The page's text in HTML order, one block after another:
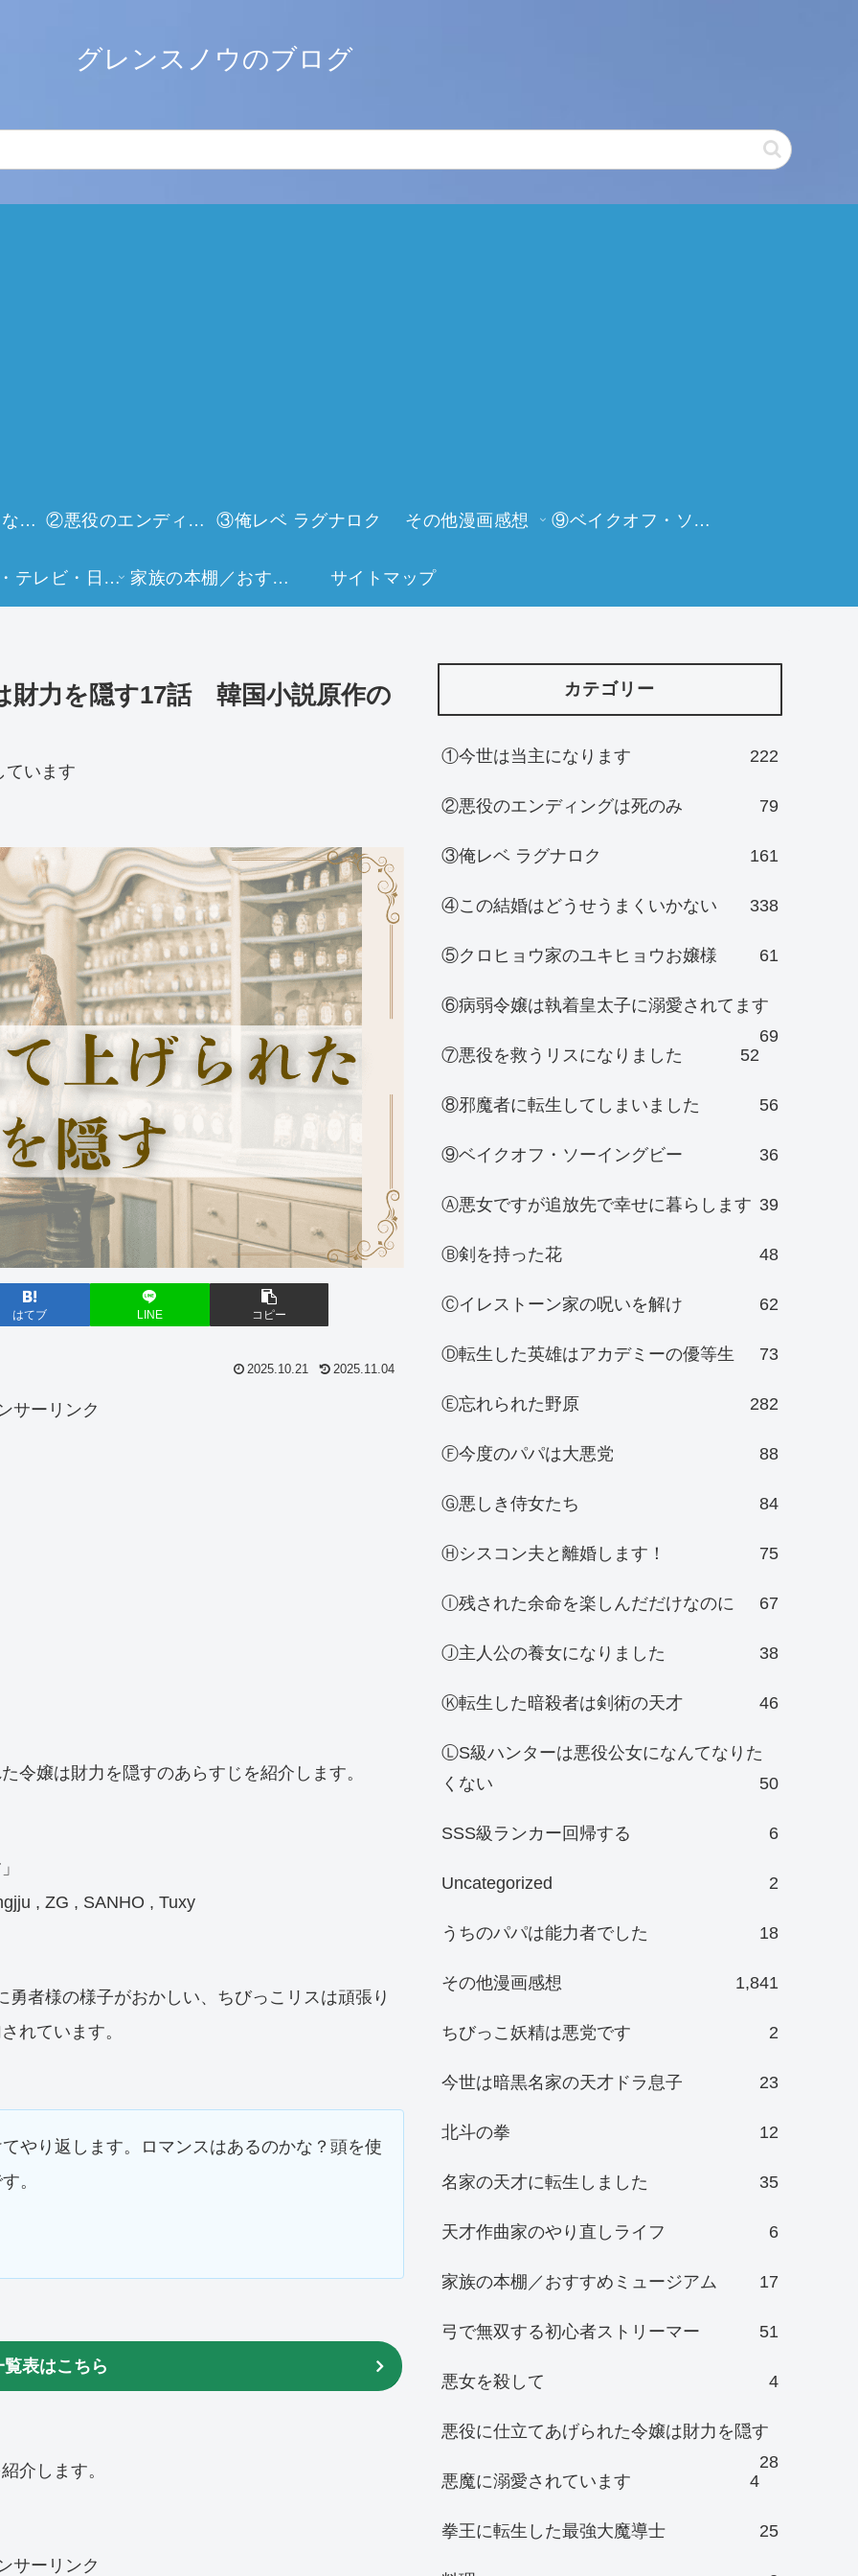
グレンスノウのブログ
①今世は当主になります ②悪役のエンディングは死のみ ③俺レベ ラグナロク その他漫画感想 ⑨ベイクオフ・ソーイングビー
映画・テレビ・日常生活 家族の本棚／おすすめミュージアム サイトマップ
財力を隠す17話 韓国小説原作の
ています
はてブ LINE コピー
2025.10.21 2025.11.04
サーリンク
令嬢は財力を隠すのあらすじを紹介します。
, ZG , SANHO , Tuxy
者様の様子がおかしい、ちびっこリスは頑張り
れています。
やり返します。ロマンスはあるのかな？頭を使
。
覧表はこちら
介します。
サーリンク
カテゴリー
①今世は当主になります 222
②悪役のエンディングは死のみ 79
③俺レベ ラグナロク 161
④この結婚はどうせうまくいかない 338
⑤クロヒョウ家のユキヒョウお嬢様 61
⑥病弱令嬢は執着皇太子に溺愛されてます
69
⑦悪役を救うリスになりました
52
⑧邪魔者に転生してしまいました 56
⑨ベイクオフ・ソーイングビー 36
Ⓐ悪女ですが追放先で幸せに暮らします 39
Ⓑ剣を持った花 48
Ⓒイレストーン家の呪いを解け 62
Ⓓ転生した英雄はアカデミーの優等生 73
Ⓔ忘れられた野原 282
Ⓕ今度のパパは大悪党 88
Ⓖ悪しき侍女たち 84
Ⓗシスコン夫と離婚します！ 75
Ⓘ残された余命を楽しんだだけなのに 67
Ⓙ主人公の養女になりました 38
Ⓚ転生した暗殺者は剣術の天才 46
ⓁS級ハンターは悪役公女になんてなりた
くない
50
SSS級ランカー回帰する 6
Uncategorized 2
うちのパパは能力者でした 18
その他漫画感想 1,841
ちびっこ妖精は悪党です 2
今世は暗黒名家の天才ドラ息子 23
北斗の拳 12
名家の天才に転生しました 35
天才作曲家のやり直しライフ 6
家族の本棚／おすすめミュージアム 17
弓で無双する初心者ストリーマー 51
悪女を殺して 4
悪役に仕立てあげられた令嬢は財力を隠す
28
悪魔に溺愛されています
4
拳王に転生した最強大魔導士 25